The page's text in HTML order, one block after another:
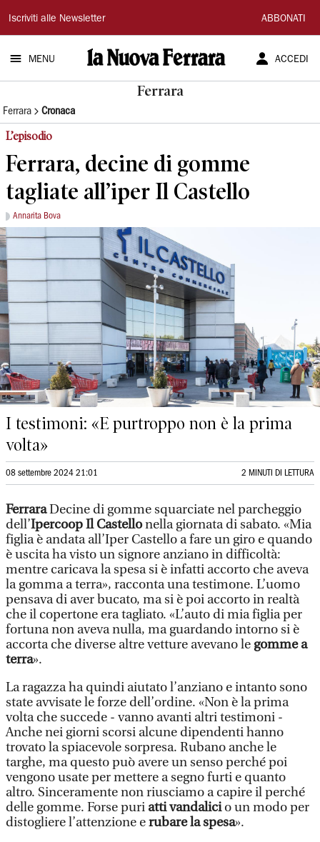
La
Nuova
Ferrara
Iscriviti alle Newsletter ABBONATI
MENU ACCEDI
Ferrara
Ferrara Cronaca
L’episodio
Ferrara, decine di gomme
tagliate all’iper Il Castello
Annarita Bova
I testimoni: «E purtroppo non è la prima
volta»
08 settembre 2024 21:01 2 MINUTI DI LETTURA
FerraraDecine di gomme squarciate nel parcheggio
dell’Ipercoop Il Castellonella giornata di sabato. «Mia
figlia è andata all’Iper Castello a fare un giro e quando
è uscita ha visto un signore anziano in difficoltà:
mentre caricava la spesa si è infatti accorto che aveva
la gomma a terra», racconta una testimone. L’uomo
pensava di aver bucato, ma si è poi accorto in realtà
che il copertone era tagliato. «L’auto di mia figlia per
fortuna non aveva nulla, ma guardando intorno si è
accorta che diverse altre vetture avevano le gomme a
terra».
La ragazza ha quindi aiutato l’anziano e intanto sono
state avvisate le forze dell’ordine. «Non è la prima
volta che succede - vanno avanti altri testimoni -
Anche nei giorni scorsi alcune dipendenti hanno
trovato la spiacevole sorpresa. Rubano anche le
targhe, ma questo può avere un senso perché poi
vengono usate per mettere a segno furti e quanto
altro. Sinceramente non riusciamo a capire il perché
delle gomme. Forse puri atti vandalicio un modo per
distogliere l’attenzione erubare la spesa».